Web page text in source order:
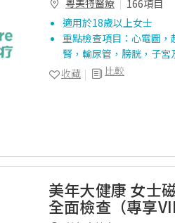
粵美特醫療
166項目
適用於18歲以上女士
重點檢查項目：心電圖
腎，輸尿管，膀胱，子
比較
收藏
美年大健康 女士
全面檢查（專享